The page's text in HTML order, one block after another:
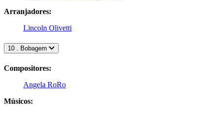
Arranjadores:
Lincoln Olivetti
10 . Bobagem
Compositores:
Angela RoRo
Músicos: